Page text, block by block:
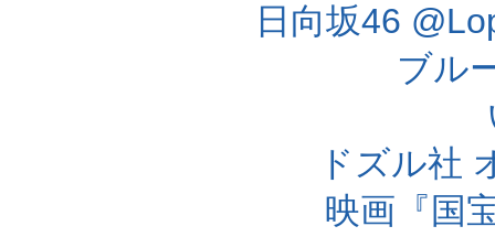
日向坂46
ブル
ドズル社
映画『国